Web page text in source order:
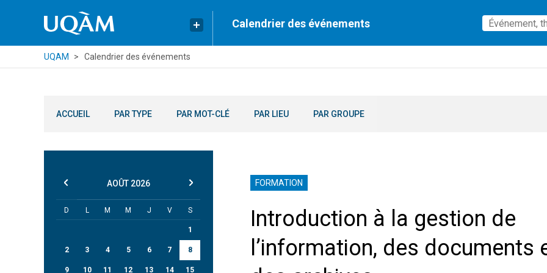
Calendrier des événements
UQAM Calendrier des événements
ACCUEIL PAR TYPE PAR MOT-CLÉ PAR LIEU PAR GROUPE
FORMATION
Introduction à la gestion de
l’information, des documents
AOÛT 2026
D L M M J V S
1
2 3 4 5 6 7 8
9 10 11 12 13 14 15